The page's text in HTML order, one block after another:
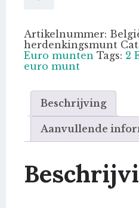
aantal
Artikelnummer:
herdenkingsmunt
Euro munten Tags: 2
euro munt
Beschrijving
Aanvullende